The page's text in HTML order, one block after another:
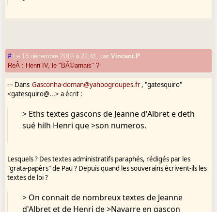
# Le 18 décembre 2010 à 22:41 parVincent.P
ReÂ : Henri IV, le "BÃ©arnais" ?
--- Dans Gasconha-doman@yahoogroupes.fr, "gatesquiro"
<gatesquiro@...> a écrit :
> Eths textes gascons de Jeanne d'Albret e deth
sué hilh Henri que >son numeros.
Lesquels ? Des textes administratifs paraphés, rédigés par les
"grata-papèrs" de Pau ? Depuis quand les souverains écrivent-ils les
textes de loi ?
> On connait de nombreux textes de Jeanne
d'Albret et de Henri de >Navarre en gascon